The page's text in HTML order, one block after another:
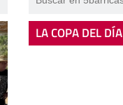
LA COPA DEL DÍA